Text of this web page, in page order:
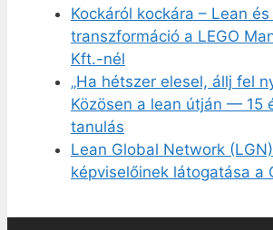
Kockáról kockára – Lean
transzformáció a LEGO
Kft.-nél
„Ha hétszer elesel, állj fel
Közösen a lean útján — 15
tanulás
Lean Global Network (LGN)
képviselőinek látogatása a